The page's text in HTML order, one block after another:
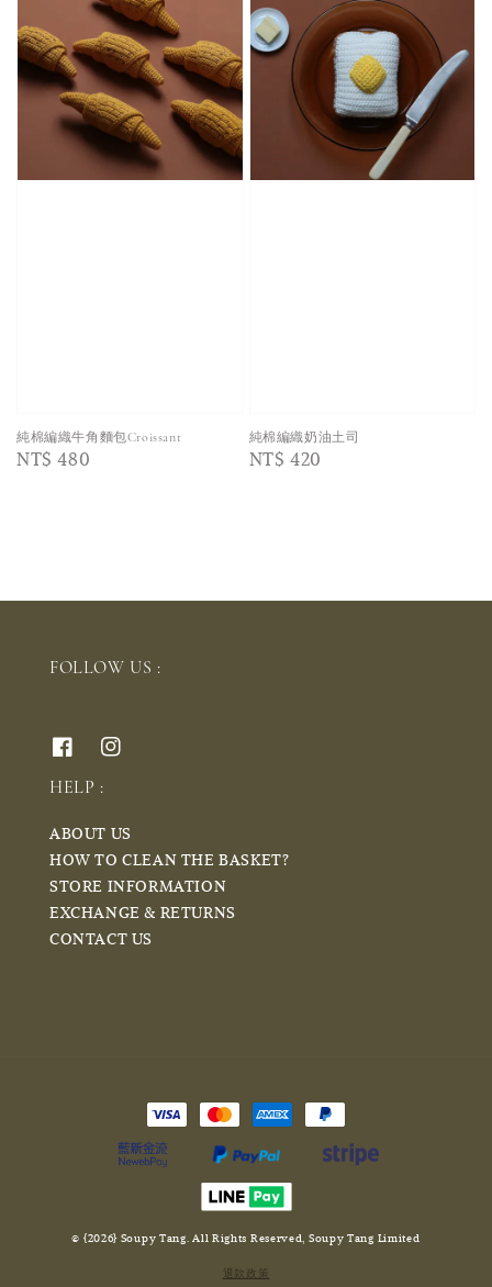
純棉編織牛角麵包Croissant
Regular
NT$ 480
純棉編織奶油土司
Regular
NT$ 420
FOLLOW US :
HELP :
ABOUT US
HOW TO CLEAN THE BASKET?
STORE INFORMATION
EXCHANGE & RETURNS
CONTACT US
© {2026} Soupy Tang. All Rights Reserved, Soupy Tang Limited
退款政策